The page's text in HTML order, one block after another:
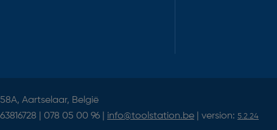
Aartselaar, België
| 078 05 00 96 | info@toolstation.be | version: 5.2.24